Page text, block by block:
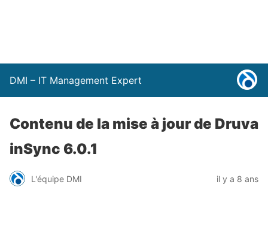
DMI – IT Management Expert
Contenu de la mise à jour de Druva
inSync 6.0.1
L'équipe DMI il y a 8 ans